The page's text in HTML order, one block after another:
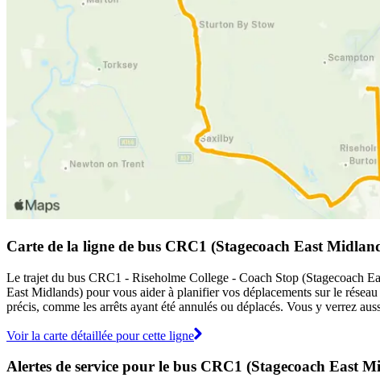
Carte de la ligne de bus CRC1 (Stagecoach East
Le trajet du bus CRC1 - Riseholme College - Coach Stop (Stagecoach
East Midlands) pour vous aider à planifier vos déplacements sur le
précis, comme les arrêts ayant été annulés ou déplacés. Vous y verrez
Voir la carte détaillée pour cette ligne
Alertes de service pour le bus CRC1 (Stagecoach East